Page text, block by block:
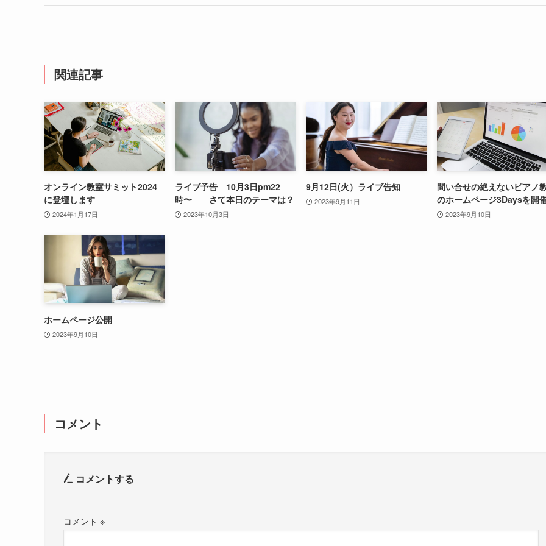
関連記事
オンライン教室サミット2024
に登壇します
2024年1月17日
ライブ予告 10月3日pm22
時〜 さて本日のテーマは？
2023年10月3日
9月12日(火）ライブ告知
2023年9月11日
問い合せの絶えないピアノ
のホームページ3Daysを開
2023年9月10日
ホームページ公開
2023年9月10日
コメント
コメントする
コメント ※